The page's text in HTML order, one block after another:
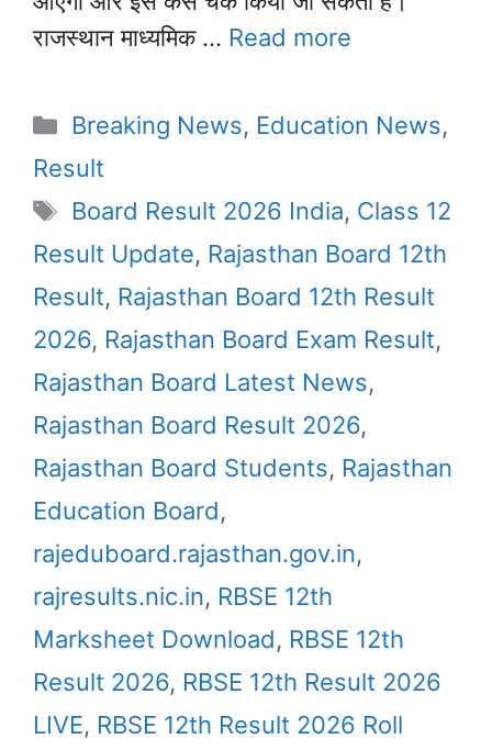
राजस्थान माध्यमिक … Read more
Categories
Breaking News, Education News,
Result
Tags
Board Result 2026 India, Class 12
Result Update, Rajasthan Board 12th
Result, Rajasthan Board 12th Result
2026, Rajasthan Board Exam Result,
Rajasthan Board Latest News,
Rajasthan Board Result 2026,
Rajasthan Board Students, Rajasthan
Education Board,
rajeduboard.rajasthan.gov.in,
rajresults.nic.in, RBSE 12th
Marksheet Download, RBSE 12th
Result 2026, RBSE 12th Result 2026
LIVE, RBSE 12th Result 2026 Roll